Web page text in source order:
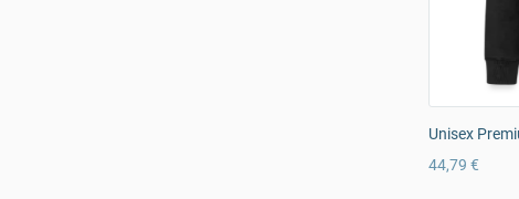
Unisex
44,79 €